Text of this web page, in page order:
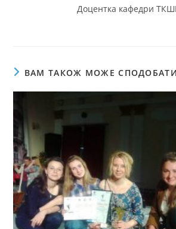
Доцентка кафедри
ВАМ ТАКОЖ МОЖЕ